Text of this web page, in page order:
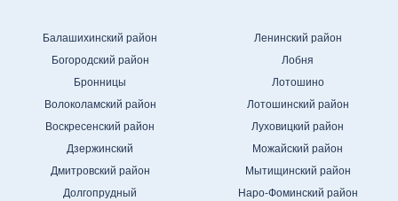
Балашихинский район
Богородский район
Бронницы
Волоколамский район
Воскресенский район
Дзержинский
Дмитровский район
Долгопрудный
Ленинский район
Лобня
Лотошино
Лотошинский район
Луховицкий район
Можайский район
Мытищинский район
Наро-Фоминский район